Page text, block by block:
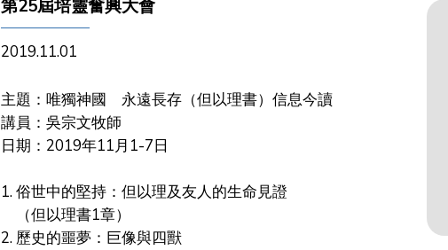
第25屆培靈奮興大會
2019.11.01
主題：唯獨神國 永遠長存（但以理書）信息今讀
講員：吳宗文牧師
日期：2019年11月1-7日
1. 俗世中的堅持：但以理及友人的生命見證
（但以理書1章）
2. 歷史的噩夢：巨像與四獸